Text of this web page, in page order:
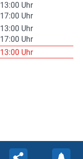
Uhr
Uhr
Uhr
Uhr
Uhr